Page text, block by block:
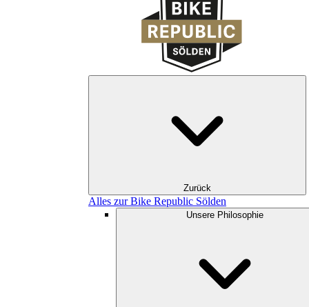
Zurück
Alles zur Bike Republic Sölden
Unsere Philosophie